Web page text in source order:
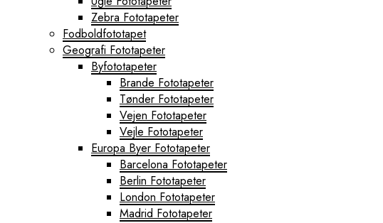
Zebra Fototapeter
Fodboldfototapet
Geografi Fototapeter
Byfototapeter
Brande Fototapeter
Tønder Fototapeter
Vejen Fototapeter
Vejle Fototapeter
Europa Byer Fototapeter
Barcelona Fototapeter
Berlin Fototapeter
London Fototapeter
Madrid Fototapeter